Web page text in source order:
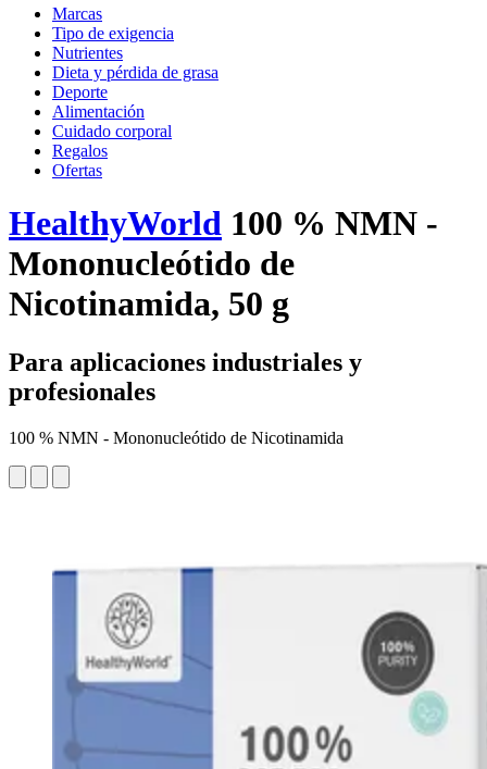
Marcas
Tipo de exigencia
Nutrientes
Dieta y pérdida de grasa
Deporte
Alimentación
Cuidado corporal
Regalos
Ofertas
HealthyWorld 100 % NMN -
Mononucleótido de
Nicotinamida, 50 g
Para aplicaciones industriales y
profesionales
100 % NMN - Mononucleótido de Nicotinamida